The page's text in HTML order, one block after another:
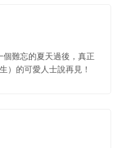
難忘的夏天過後，真正
）的可愛人士說再見！